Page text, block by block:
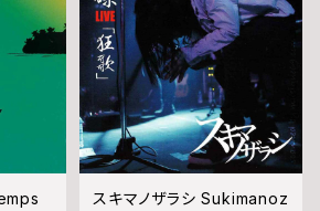
スキマノザラシ Sukimanoz